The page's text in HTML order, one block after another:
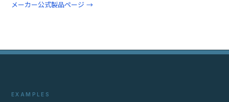
メーカー公式製品ページ →
EXAMPLES